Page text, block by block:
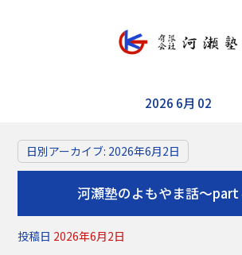
2026 6月 02
日別アーカイブ: 2026年6月2日
河瀬塾のよもやま話～part
投稿日 2026年6月2日